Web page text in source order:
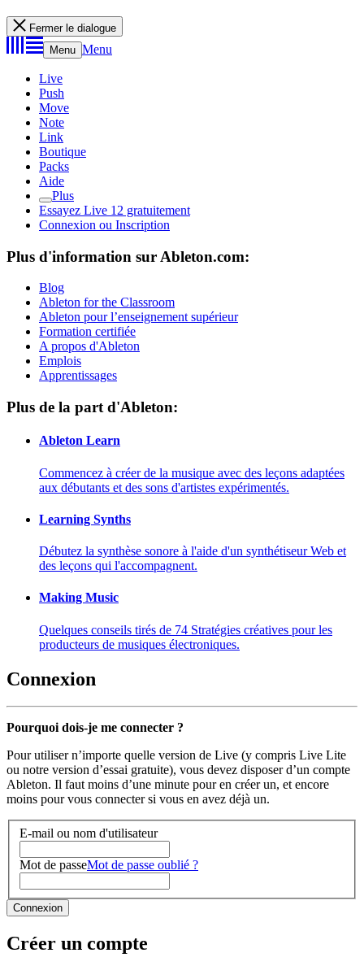
Fermer le dialogue
Menu Menu
Live
Push
Move
Note
Link
Boutique
Packs
Aide
Plus
Essayez Live 12 gratuitement
Connexion ou Inscription
Plus d'information sur Ableton.com:
Blog
Ableton for the Classroom
Ableton pour l’enseignement supérieur
Formation certifiée
A propos d'Ableton
Emplois
Apprentissages
Plus de la part d'Ableton:
Ableton Learn
Commencez à créer de la musique avec des leçons adaptées
aux débutants et des sons d'artistes expérimentés.
Learning Synths
Débutez la synthèse sonore à l'aide d'un synthétiseur Web et
des leçons qui l'accompagnent.
Making Music
Quelques conseils tirés de 74 Stratégies créatives pour les
producteurs de musiques électroniques.
Connexion
Pourquoi dois-je me connecter ?
Pour utiliser n’importe quelle version de Live (y compris Live Lite
ou notre version d’essai gratuite), vous devez disposer d’un compte
Ableton. Il faut moins d’une minute pour en créer un, et encore
moins pour vous connecter si vous en avez déjà un.
E-mail ou nom d'utilisateur
Mot de passeMot de passe oublié ?
Créer un compte